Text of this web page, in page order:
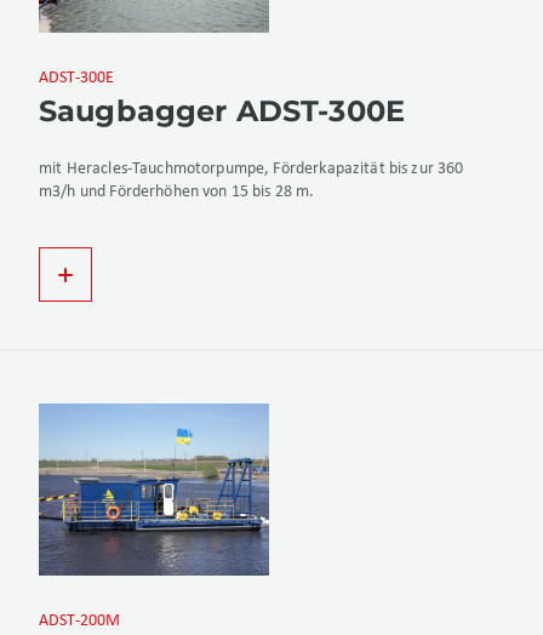
ADST-300E
Saugbagger ADST-300E
mit Heracles-Tauchmotorpumpe, Förderkapazität bis zur 360
m3/h und Förderhöhen von 15 bis 28 m.
ADST-200M